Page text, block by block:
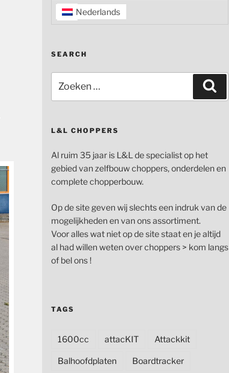
Nederlands
SEARCH
naar:
L&L CHOPPERS
Al ruim 35 jaar is L&L de specialist op het
gebied van zelfbouw choppers, onderdelen en
complete chopperbouw.
Op de site geven wij slechts een indruk van de
mogelijkheden en van ons assortiment.
Voor alles wat niet op de site staat en je altijd
al had willen weten over choppers > kom langs
of bel ons !
TAGS
1600cc attacKIT Attackkit
Balhoofdplaten Boardtracker